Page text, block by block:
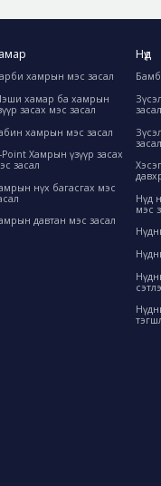
хамрын мэс засал
хамар ба хамрын
засах мэс засал
хамрын мэс засал
Point Хамрын үзүүр засах
засал
нүх багасгах мэс
давтан мэс засал
Нүд
засал
засал
Нүд
мэс